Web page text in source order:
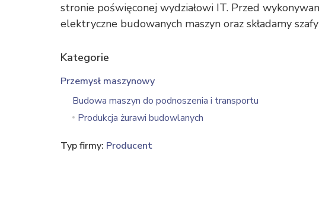
stronie poświęconej wydziałowi IT. Przed
elektryczne budowanych maszyn oraz składamy
Kategorie
Przemysł maszynowy
Budowa maszyn do podnoszenia i transportu
Produkcja żurawi budowlanych
Typ firmy: Producent